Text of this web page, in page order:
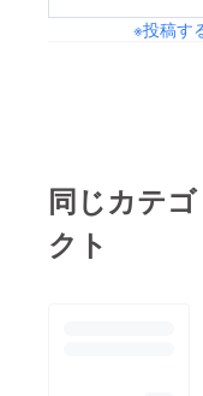
※投稿す
同じカテ
クト